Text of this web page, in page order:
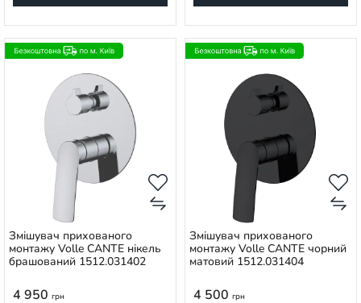
Змішувач прихованого
монтажу Volle CANTE нікель
брашований 1512.031402
4 950 грн
Змішувач прихованого
монтажу Volle CANTE чорний
матовий 1512.031404
4 500 грн